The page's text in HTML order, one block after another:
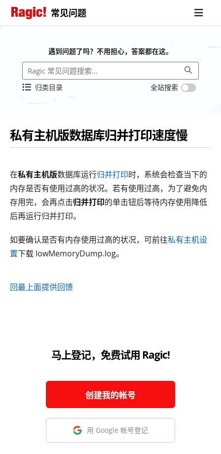
常见问题
遇到问题了吗？不用担心，答案都在这。
归类目录 全站搜索
私有主机版数据库归并打印速度慢
在私有主机版数据库运行归并打印时，系统会检查当下的
内存是否有使用过高的状况。若有使用过高，为了避免内
存用完，会再点击归并打印的单击钮后等待内存使用降低
后再运行归并打印。
如要确认是否有内存使用过高的状况，可前往私有主机设
置下载 lowMemoryDump.log。
回最上面提供回馈
马上登记，免费试用 Ragic!
创建我的帐号
用 Google 帐号登记